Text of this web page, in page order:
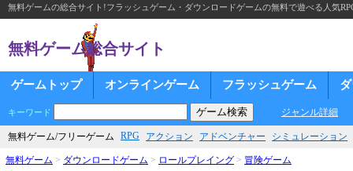
無料ゲームの総合サイト!フラッシュゲーム・ダウンロードゲームの無料で遊べる人気
無料ゲーム総合サイト
ゲームトップ オンラインゲーム フラッシュゲーム
キーワード ジャンル詳細
無料ゲーム/フリーゲーム RPG アクション アドベンチャー シミュレーション
無料ゲーム > ダウンロードゲーム > ロールプレイング > 冒険ゲーム